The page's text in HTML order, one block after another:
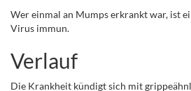
Wer einmal an Mumps erkrankt war, ist
Virus immun.
Verlauf
Die Krankheit kündigt sich mit